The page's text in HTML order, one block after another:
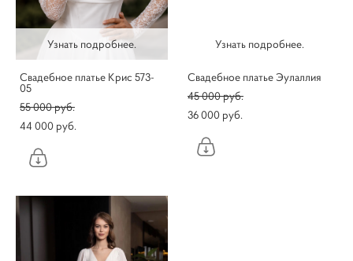
Узнать подробнее.
Свадебное платье Крис 573-
05
55 000 pуб.
44 000 pуб.
Узнать подробнее.
Свадебное платье Эулаллия
45 000 pуб.
36 000 pуб.